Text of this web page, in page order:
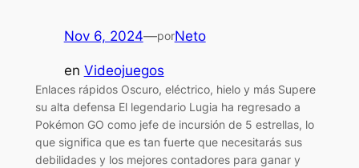
Nov 6, 2024—porNeto
en Videojuegos
Enlaces rápidos Oscuro, eléctrico, hielo y más Supere
su alta defensa El legendario Lugia ha regresado a
Pokémon GO como jefe de incursión de 5 estrellas, lo
que significa que es tan fuerte que necesitarás sus
debilidades y los mejores contadores para ganar y